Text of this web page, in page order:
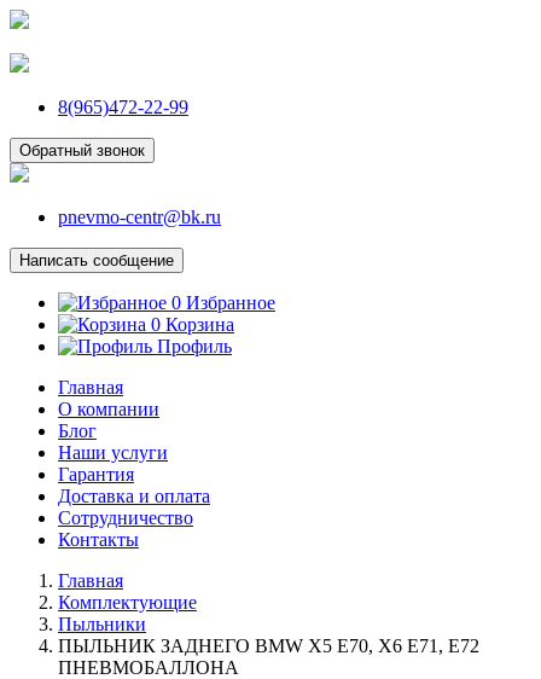
8(965)472-22-99
Обратный звонок
pnevmo-centr@bk.ru
Написать сообщение
0 Избранное
0 Корзина
Профиль
Главная
О компании
Блог
Наши услуги
Гарантия
Доставка и оплата
Сотрудничество
Контакты
Главная
Комплектующие
Пыльники
ПЫЛЬНИК ЗАДНЕГО BMW X5 E70, X6 E71, E72
ПНЕВМОБАЛЛОНА